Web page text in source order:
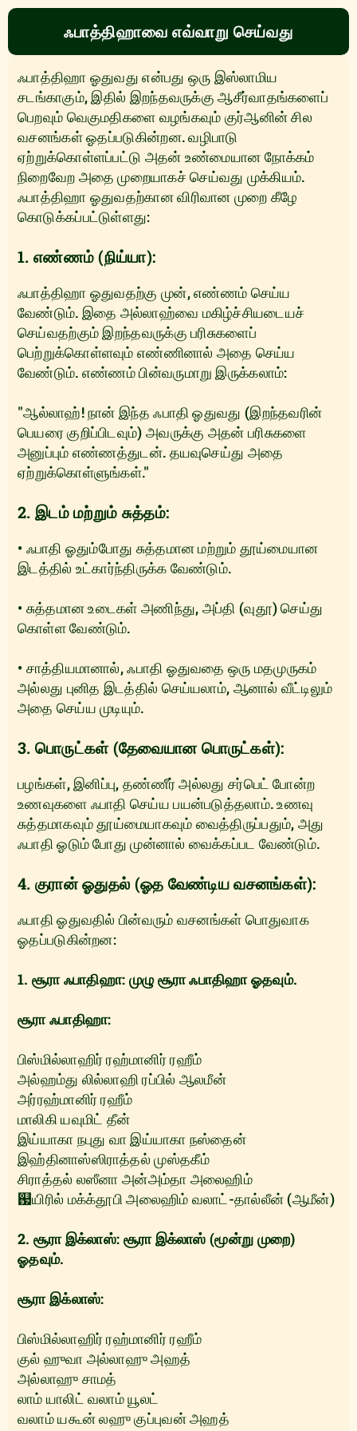
ஃபாத்திஹாவை எவ்வாறு செய்வது
ஃபாத்திஹா ஓதுவது என்பது ஒரு இஸ்லாமிய
சடங்காகும், இதில் இறந்தவருக்கு ஆசீர்வாதங்களைப்
பெறவும் வெகுமதிகளை வழங்கவும் குர்ஆனின் சில
வசனங்கள் ஓதப்படுகின்றன. வழிபாடு
ஏற்றுக்கொள்ளப்பட்டு அதன் உண்மையான நோக்கம்
நிறைவேற அதை முறையாகச் செய்வது முக்கியம்.
ஃபாத்திஹா ஓதுவதற்கான விரிவான முறை கீழே
கொடுக்கப்பட்டுள்ளது:
1. எண்ணம் (நிய்யா):
ஃபாத்திஹா ஓதுவதற்கு முன், எண்ணம் செய்ய
வேண்டும். இதை அல்லாஹ்வை மகிழ்ச்சியடையச்
செய்வதற்கும் இறந்தவருக்கு பரிசுகளைப்
பெற்றுக்கொள்ளவும் எண்ணினால் அதை செய்ய
வேண்டும். எண்ணம் பின்வருமாறு இருக்கலாம்:
"ஆல்லாஹ்! நான் இந்த ஃபாதி ஓதுவது (இறந்தவரின்
பெயரை குறிப்பிடவும்) அவருக்கு அதன் பரிசுகளை
அனுப்பும் எண்ணத்துடன். தயவுசெய்து அதை
ஏற்றுக்கொள்ளுங்கள்."
2. இடம் மற்றும் சுத்தம்:
• ஃபாதி ஓதும்போது சுத்தமான மற்றும் தூய்மையான
இடத்தில் உட்கார்ந்திருக்க வேண்டும்.
• சுத்தமான உடைகள் அணிந்து, அப்தி (வுதூ) செய்து
கொள்ள வேண்டும்.
• சாத்தியமானால், ஃபாதி ஓதுவதை ஒரு மதமுருகம்
அல்லது புனித இடத்தில் செய்யலாம், ஆனால் வீட்டிலும்
அதை செய்ய முடியும்.
3. பொருட்கள் (தேவையான பொருட்கள்):
பழங்கள், இனிப்பு, தண்ணீர் அல்லது சர்பெட் போன்ற
உணவுகளை ஃபாதி செய்ய பயன்படுத்தலாம். உணவு
சுத்தமாகவும் தூய்மையாகவும் வைத்திருப்பதும், அது
ஃபாதி ஓடும் போது முன்னால் வைக்கப்பட வேண்டும்.
4. குரான் ஓதுதல் (ஓத வேண்டிய வசனங்கள்):
ஃபாதி ஓதுவதில் பின்வரும் வசனங்கள் பொதுவாக
ஓதப்படுகின்றன:
1. சூரா ஃபாதிஹா: முழு சூரா ஃபாதிஹா ஓதவும்.
சூரா ஃபாதிஹா:
பிஸ்மில்லாஹிர் ரஹ்மானிர் ரஹீம்
அல்ஹம்து லில்லாஹி ரப்பில் ஆலமீன்
அர்ரஹ்மானிர் ரஹீம்
மாலிகி யவுமிட் தீன்
இய்யாகா நபுது வா இய்யாகா நஸ்தைன்
இஹ்‌தினாஸ்ஸிராத்தல் முஸ்தகீம்
சிராத்தல் லஸீனா அன்அம்தா அலைஹிம்
஗யிரில் மக்க்தூபி அலைஹிம் வலாட்-தால்லீன் (ஆமீன்)
2. சூரா இக்லாஸ்: சூரா இக்லாஸ் (மூன்று முறை)
ஓதவும்.
சூரா இக்லாஸ்:
பிஸ்மில்லாஹிர் ரஹ்மானிர் ரஹீம்
குல் ஹுவா அல்லாஹு அஹத்
அல்லாஹு சாமத்
லாம் யாலிட் வலாம் யூலட்
வலாம் யகூன் லஹு குப்‌புவன் அஹத்